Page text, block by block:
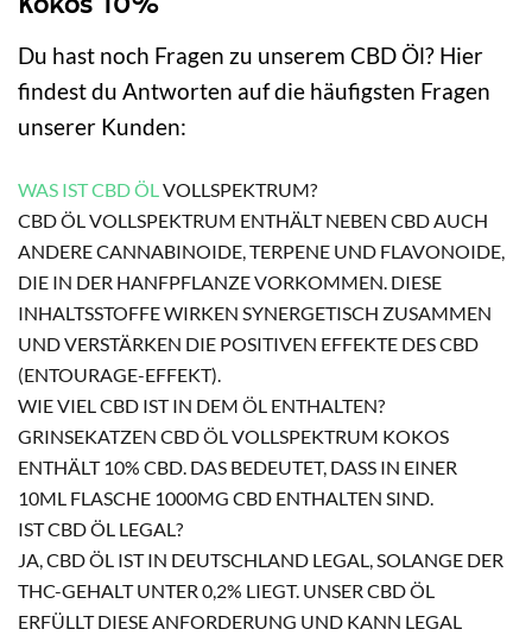
Du hast noch Fragen zu unserem CBD Öl? Hier
findest du Antworten auf die häufigsten Fragen
unserer Kunden:
WAS IST CBD ÖLVOLLSPEKTRUM?
CBD ÖL VOLLSPEKTRUM ENTHÄLT NEBEN CBD AUCH
ANDERE CANNABINOIDE, TERPENE UND FLAVONOIDE,
DIE IN DER HANFPFLANZE VORKOMMEN. DIESE
INHALTSSTOFFE WIRKEN SYNERGETISCH ZUSAMMEN
UND VERSTÄRKEN DIE POSITIVEN EFFEKTE DES CBD
(ENTOURAGE-EFFEKT).
WIE VIEL CBD IST IN DEM ÖL ENTHALTEN?
GRINSEKATZEN CBD ÖL VOLLSPEKTRUM KOKOS
ENTHÄLT 10% CBD. DAS BEDEUTET, DASS IN EINER
10ML FLASCHE 1000MG CBD ENTHALTEN SIND.
IST CBD ÖL LEGAL?
JA, CBD ÖL IST IN DEUTSCHLAND LEGAL, SOLANGE DER
THC-GEHALT UNTER 0,2% LIEGT. UNSER CBD ÖL
ERFÜLLT DIESE ANFORDERUNG UND KANN LEGAL